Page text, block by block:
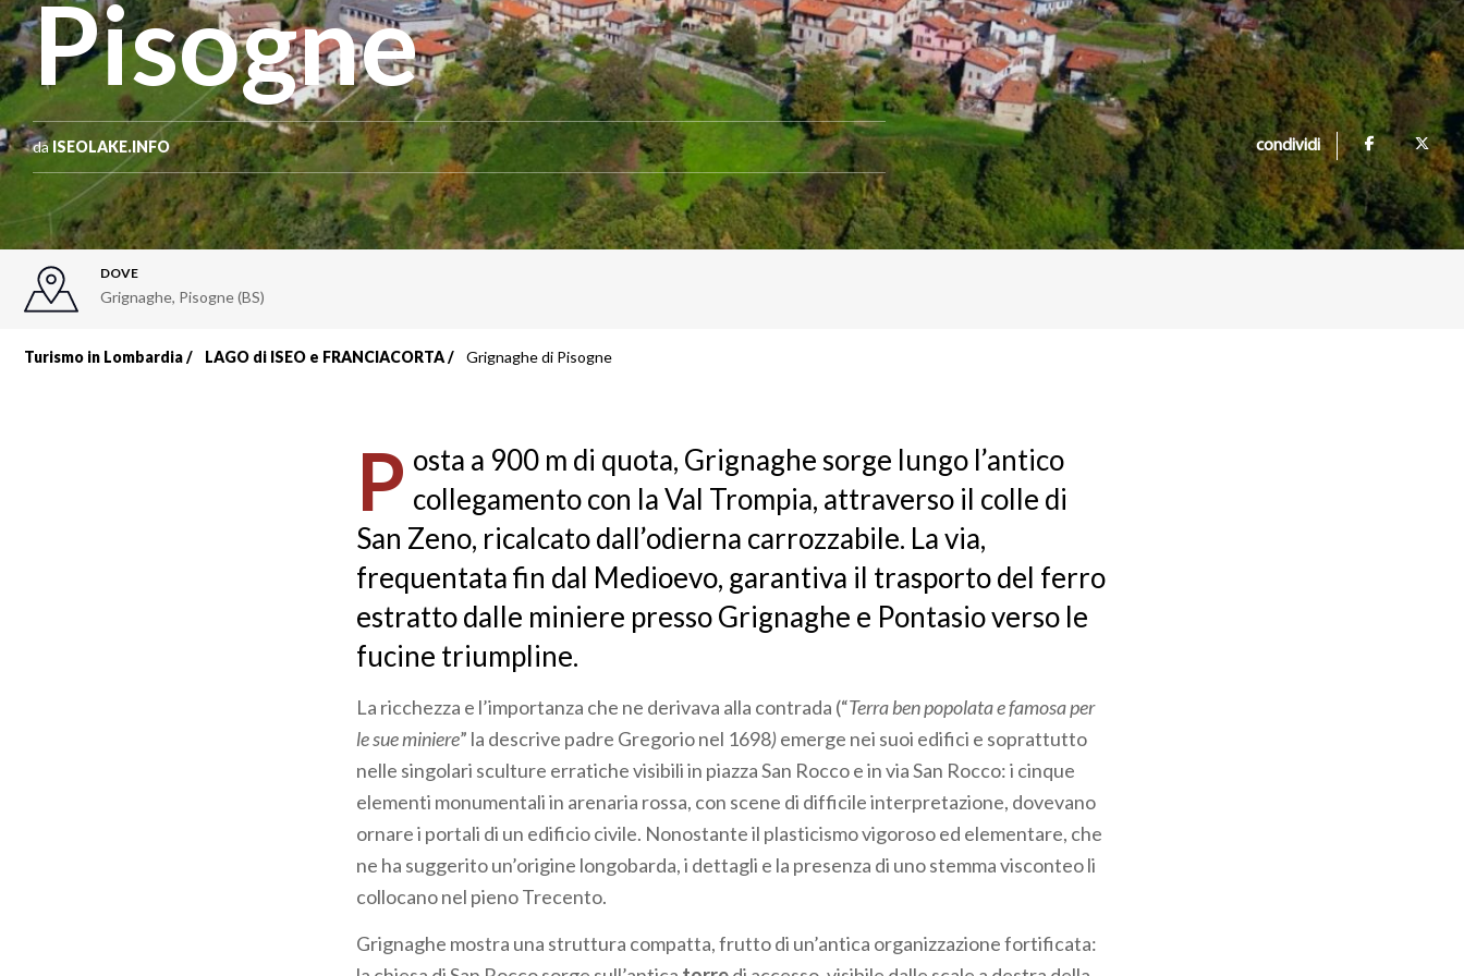
Pisogne
daISEOLAKE.INFO condividi
DOVE
Grignaghe, Pisogne (BS)
Turismo in Lombardia LAGO di ISEO e FRANCIACORTA Grignaghe di Pisogne
P osta a 900 m di quota, Grignaghe sorge lungo l’antico
collegamento con la Val Trompia, attraverso il colle di
San Zeno, ricalcato dall’odierna carrozzabile. La via,
frequentata fin dal Medioevo, garantiva il trasporto del ferro
estratto dalle miniere presso Grignaghe e Pontasio verso le
fucine triumpline.
La ricchezza e l’importanza che ne derivava alla contrada (“Terra ben popolata e famosa per
le sue miniere” la descrive padre Gregorio nel 1698)emerge nei suoi edifici e soprattutto
nelle singolari sculture erratiche visibili in piazza San Rocco e in via San Rocco: i cinque
elementi monumentali in arenaria rossa, con scene di difficile interpretazione, dovevano
ornare i portali di un edificio civile. Nonostante il plasticismo vigoroso ed elementare, che
ne ha suggerito un’origine longobarda, i dettagli e la presenza di uno stemma visconteo li
collocano nel pieno Trecento.
Grignaghe mostra una struttura compatta, frutto di un’antica organizzazione fortificata: